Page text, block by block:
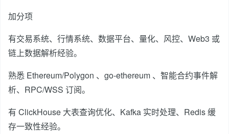
加分项
有交易系统、行情系统、数据平台、量化、风控、Web3 或
链上数据解析经验。
熟悉 Ethereum/Polygon 、go-ethereum 、智能合约事件解
析、RPC/WSS 订阅。
有 ClickHouse 大表查询优化、Kafka 实时处理、Redis 缓
存一致性经验。